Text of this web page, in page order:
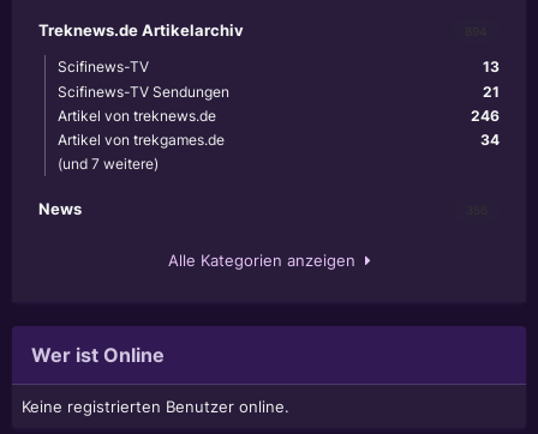
Treknews.de Artikelarchiv
13
Scifinews-TV
21
Scifinews-TV Sendungen
246
Artikel von treknews.de
34
Artikel von trekgames.de
(und 7 weitere)
News
Alle Kategorien anzeigen
Wer ist Online
Keine registrierten Benutzer online.